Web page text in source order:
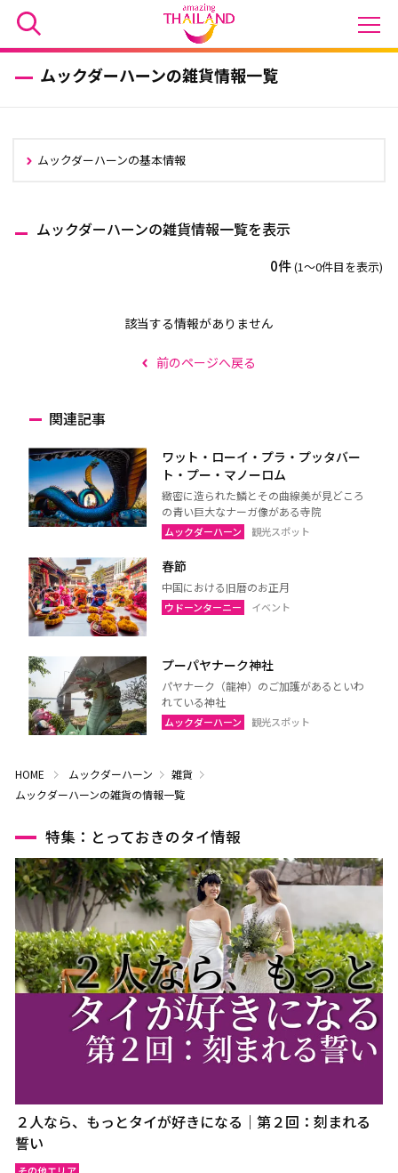
ムックダーハーンの雑貨情報一覧
ムックダーハーンの基本情報
ムックダーハーンの雑貨情報一覧を表示
0件(1〜0件目を表示)
該当する情報がありません
前のページへ戻る
関連記事
ワット・ローイ・プラ・プッタバー
ト・プー・マノーロム
緻密に造られた鱗とその曲線美が見どころ
の青い巨大なナーガ像がある寺院
ムックダーハーン 観光スポット
春節
中国における旧暦のお正月
ウドーンターニー イベント
プーパヤナーク神社
パヤナーク（龍神）のご加護があるといわ
れている神社
ムックダーハーン 観光スポット
HOME ムックダーハーン
雑貨
ムックダーハーンの雑貨の情報一覧
特集：とっておきのタイ情報
２人なら、もっとタイが好きになる｜第２回：刻まれる
誓い
その他エリア